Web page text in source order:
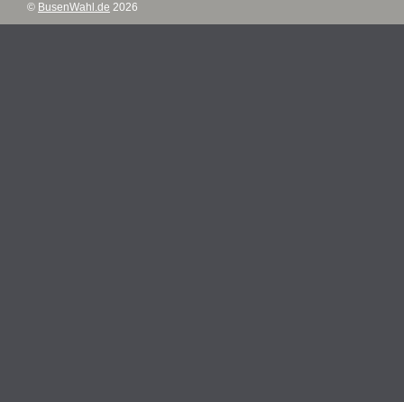
© BusenWahl.de 2026